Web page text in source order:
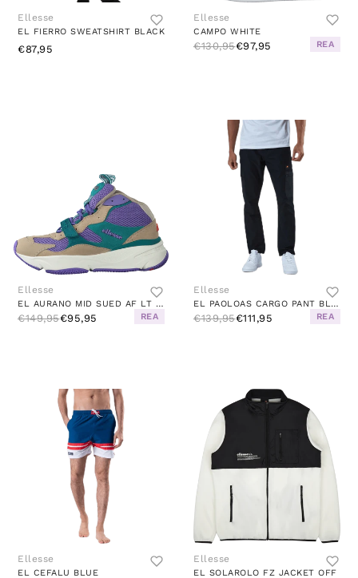
Ellesse
EL FIERRO SWEATSHIRT BLACK
€87,95
Ellesse
CAMPO WHITE
€130,95€97,95 REA
Ellesse
EL AURANO MID SUED AF LT KHK/DK TRQS/LT PU
€149,95€95,95 REA
Ellesse
EL PAOLOAS CARGO PANT BLACK
€139,95€111,95 REA
Ellesse
EL CEFALU BLUE
Ellesse
EL SOLAROLO FZ JACKET OFF